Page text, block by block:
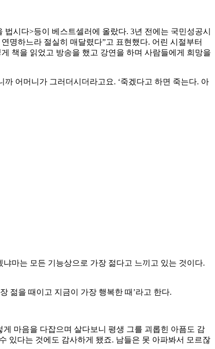
시다>등이 베스트셀러에 올랐다. 3년 전에는 국민성공시
명하느라 절실히 매달렸다”고 표현했다. 어린 시절부터
책을 읽었고 방송을 했고 강연을 하며 사람들에게 희망을
어머니가 그러더시더라고요. ‘죽겠다고 하면 죽는다. 아
마는 모든 기능상으로 가장 젊다고 느끼고 있는 것이다.
젊을 때이고 지금이 가장 행복한 때’라고 한다.
마음을 다잡으며 살다보니 평생 그를 괴롭힌 아픔도 감
있다는 것에도 감사하게 됐죠. 남들은 못 아파봐서 모르잖